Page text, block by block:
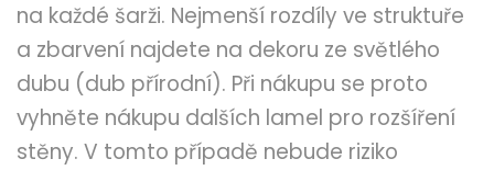
na každé šarži. Nejmenší rozdíly ve struktuře
a zbarvení najdete na dekoru ze světlého
dubu (dub přírodní). Při nákupu se proto
vyhněte nákupu dalších lamel pro rozšíření
stěny. V tomto případě nebude riziko